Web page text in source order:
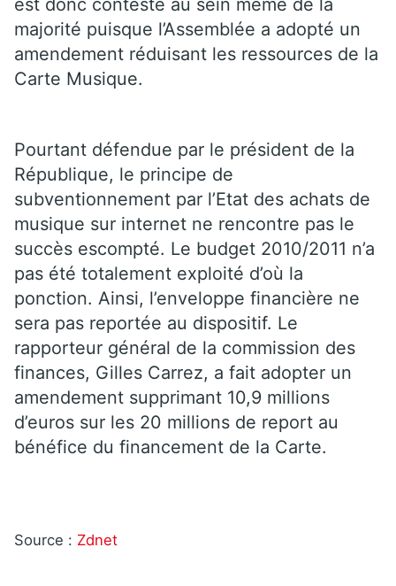
est donc contesté au sein même de la
majorité puisque l’Assemblée a adopté un
amendement réduisant les ressources de la
Carte Musique.
Pourtant défendue par le président de la
République, le principe de
subventionnement par l’Etat des achats de
musique sur internet ne rencontre pas le
succès escompté. Le budget 2010/2011 n’a
pas été totalement exploité d’où la
ponction. Ainsi, l’enveloppe financière ne
sera pas reportée au dispositif. Le
rapporteur général de la commission des
finances, Gilles Carrez, a fait adopter un
amendement supprimant 10,9 millions
d’euros sur les 20 millions de report au
bénéfice du financement de la Carte.
Source : Zdnet